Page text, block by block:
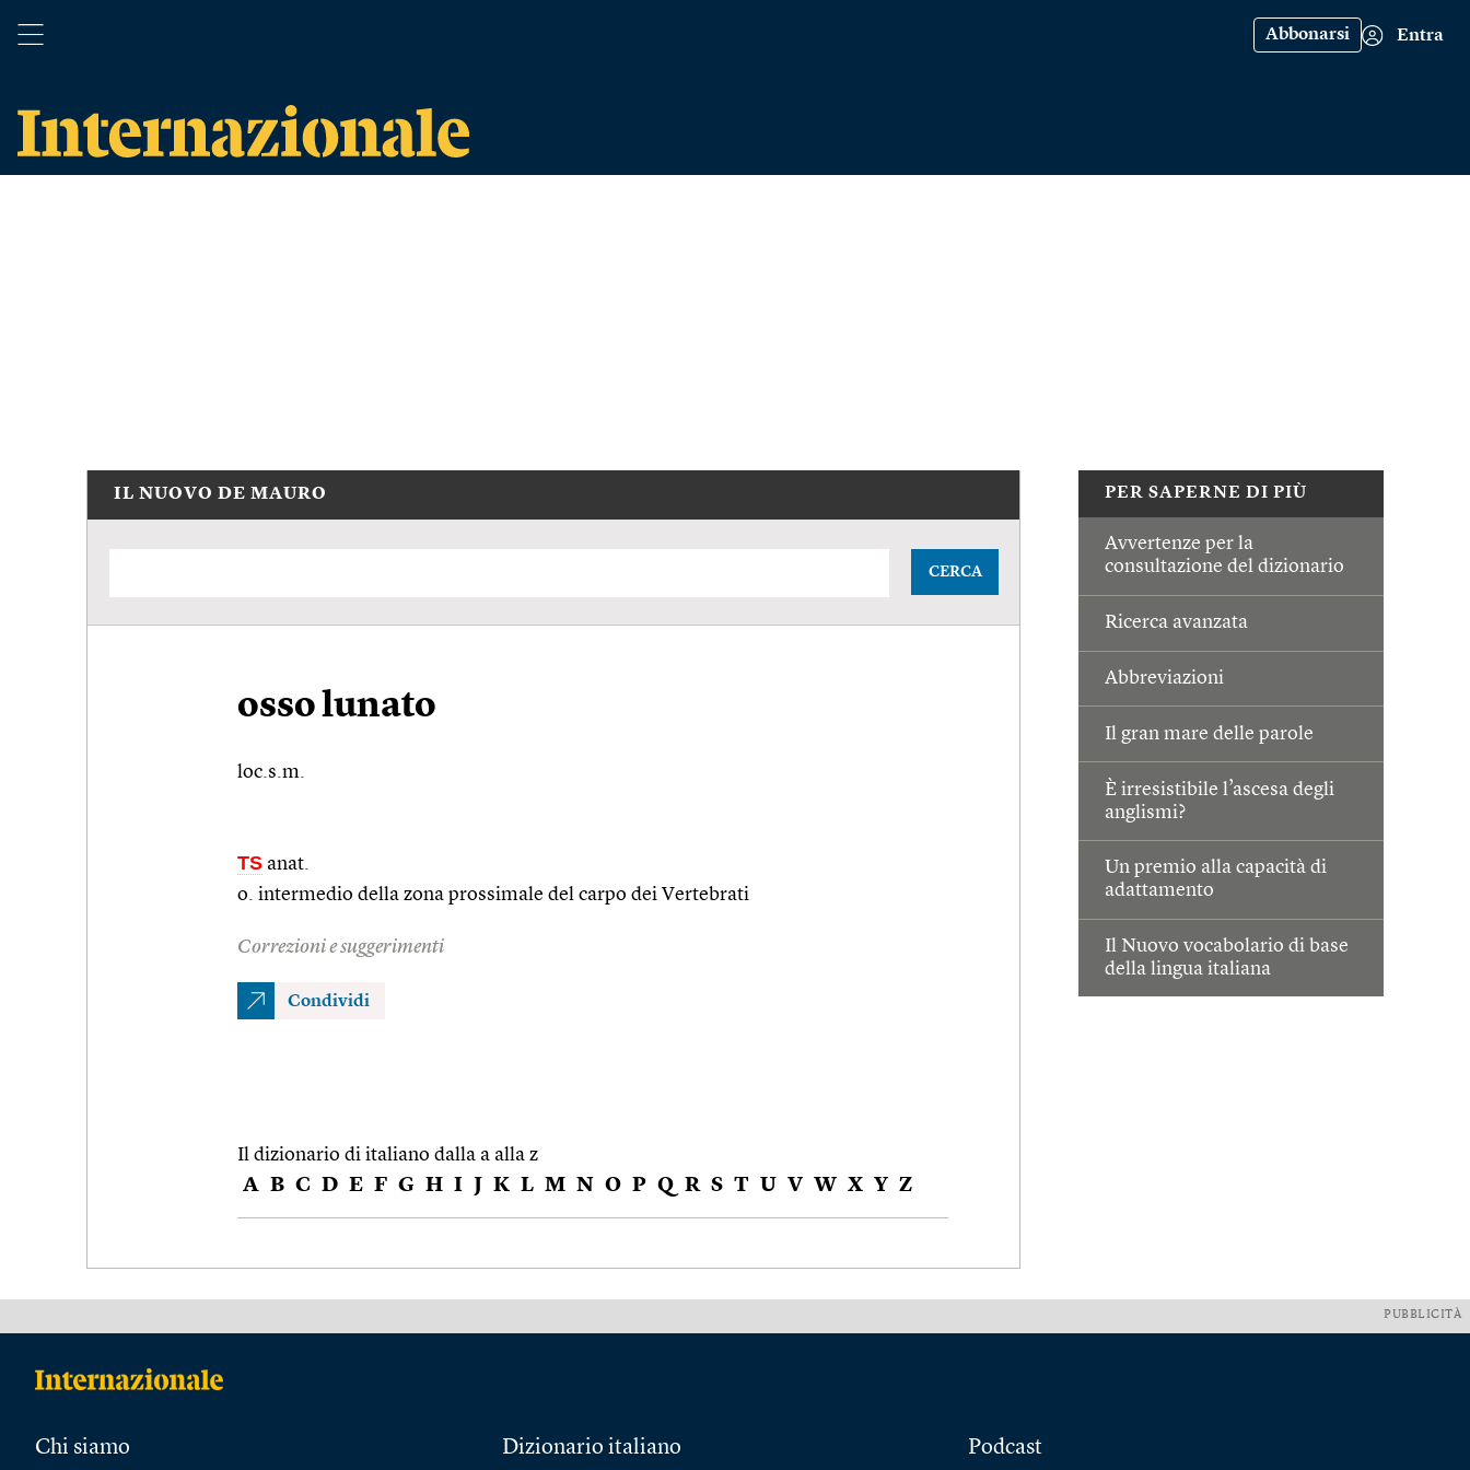
Abbonarsi Entra
PER SAPERNE DI PIÙ
Avvertenze per la
consultazione del dizionario
Ricerca avanzata
Abbreviazioni
Il gran mare delle parole
È irresistibile l’ascesa degli
anglismi?
Un premio alla capacità di
adattamento
Il Nuovo vocabolario di base
della lingua italiana
IL NUOVO DE MAURO
CERCA
osso lunato
loc.s.m.
TS anat.
o. intermedio della zona prossimale del carpo dei Vertebrati
Correzioni e suggerimenti
Condividi
Il dizionario di italiano dalla a alla z
A B C D E F G H I J K L M N O P Q R S T U V W X Y Z
PUBBLICITÀ
Chi siamo Dizionario italiano Podcast